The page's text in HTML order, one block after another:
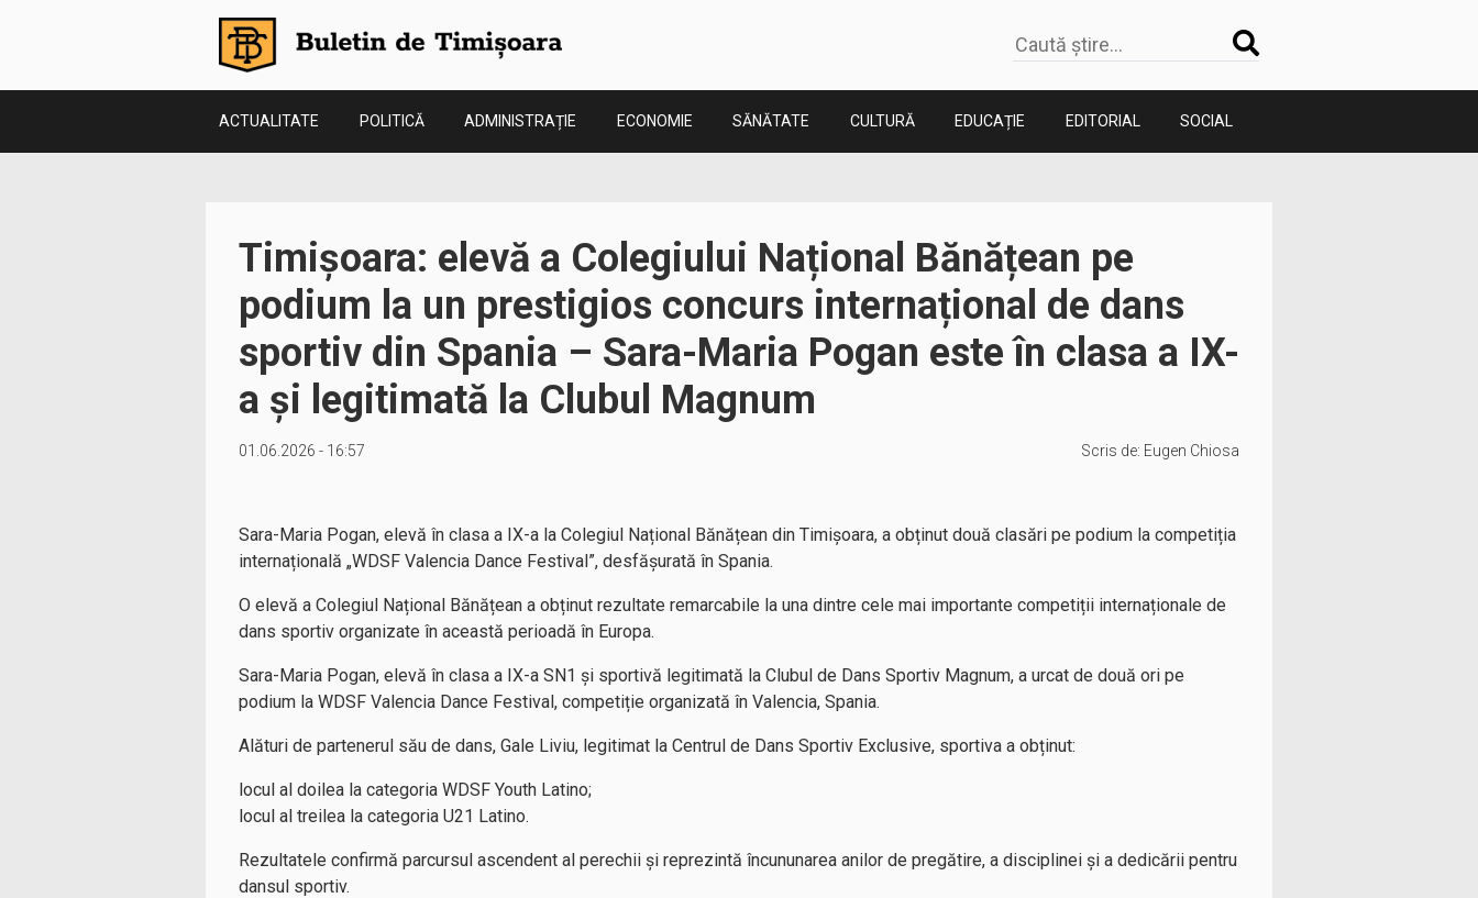
ACTUALITATE POLITICĂ ADMINISTRAȚIE ECONOMIE SĂNĂTATE CULTURĂ EDUCAȚIE EDITORIAL SOCIAL
Timișoara: elevă a Colegiului Național Bănățean pe
podium la un prestigios concurs internațional de dans
sportiv din Spania – Sara-Maria Pogan este în clasa a IX-
a și legitimată la Clubul Magnum
01.06.2026 - 16:57 Scris de: Eugen Chiosa
Sara-Maria Pogan, elevă în clasa a IX-a la Colegiul Național Bănățean din Timișoara, a obținut două clasări pe podium la competiția
internațională „WDSF Valencia Dance Festival”, desfășurată în Spania.
O elevă a Colegiul Național Bănățean a obținut rezultate remarcabile la una dintre cele mai importante competiții internaționale de
dans sportiv organizate în această perioadă în Europa.
Sara-Maria Pogan, elevă în clasa a IX-a SN1 și sportivă legitimată la Clubul de Dans Sportiv Magnum, a urcat de două ori pe
podium la WDSF Valencia Dance Festival, competiție organizată în Valencia, Spania.
Alături de partenerul său de dans, Gale Liviu, legitimat la Centrul de Dans Sportiv Exclusive, sportiva a obținut:
locul al doilea la categoria WDSF Youth Latino;
locul al treilea la categoria U21 Latino.
Rezultatele confirmă parcursul ascendent al perechii și reprezintă încununarea anilor de pregătire, a disciplinei și a dedicării pentru
dansul sportiv.